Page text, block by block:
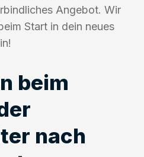
Angebot. Wir
Start in dein neues
beim
nach